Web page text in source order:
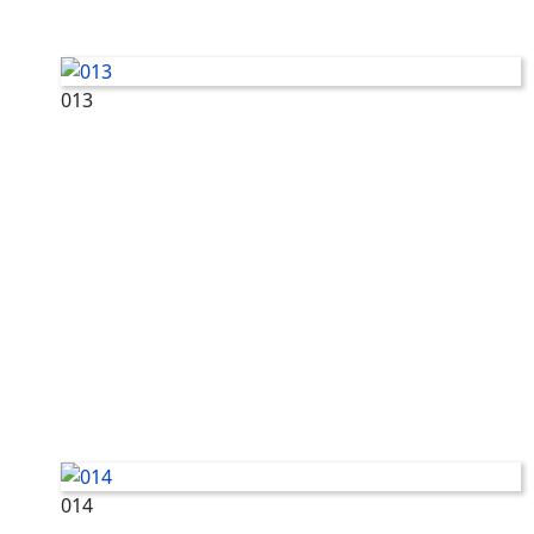
013
014